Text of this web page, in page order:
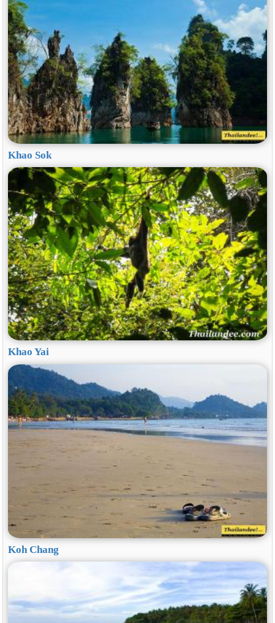
Khao Sok
Khao Yai
Koh Chang